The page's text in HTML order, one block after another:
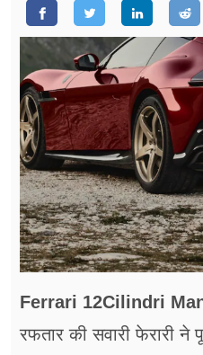
रिलेशनशिप
जीवन मंत्रा
फूड
सेहत
ब्‍यूटी
जॉब्स
शिक्षा
Ferrari 12Cilindri
रफतार की सवारी फेरारी ने